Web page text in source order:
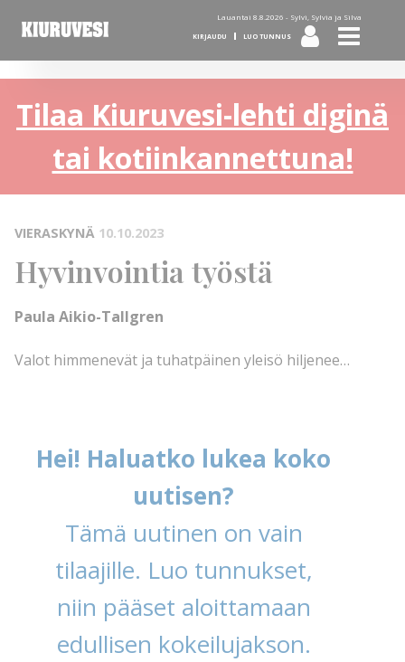
Lauantai 8.8.2026 - Sylvi, Sylvia ja Silva
KIRJAUDU LUO TUNNUS
Tilaa Kiuruvesi-lehti diginä
tai kotiinkannettuna!
VIERASKYNÄ 10.10.2023
Hyvinvointia työstä
Paula Aikio-Tallgren
Valot himmenevät ja tuhatpäinen yleisö hiljenee…
Hei! Haluatko lukea koko
uutisen?
Tämä uutinen on vain
tilaajille. Luo tunnukset,
niin pääset aloittamaan
edullisen kokeilujakson.